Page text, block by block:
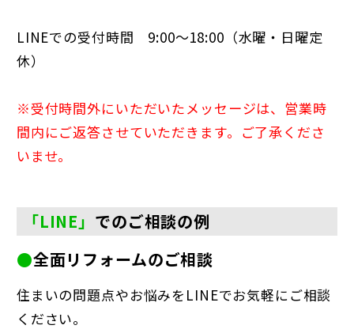
LINEでの受付時間 9:00～18:00（水曜・日曜定
休）
※受付時間外にいただいたメッセージは、営業時
間内にご返答させていただきます。ご了承くださ
いませ。
「LINE」 でのご相談の例
●全面リフォームのご相談
住まいの問題点やお悩みをLINEでお気軽にご相談
ください。